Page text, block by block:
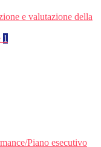
e valutazione della
1
Piano esecutivo